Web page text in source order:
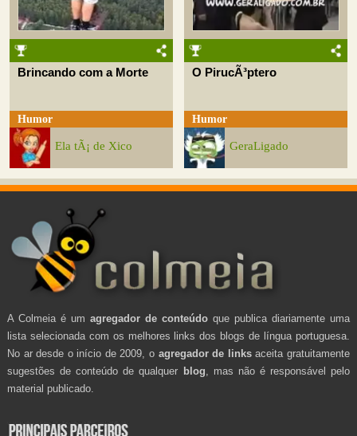
Brincando com a Morte
Humor
Ela tÃ¡ de Xico
O PirucÃ³ptero
Humor
GeraLigado
A Colmeia é um agregador de conteúdo que publica diariamente uma
lista selecionada com os melhores links dos blogs de língua portuguesa.
No ar desde o início de 2009, o agregador de linksaceita gratuitamente
sugestões de conteúdo de qualquer blog , mas não é responsável pelo
material publicado.